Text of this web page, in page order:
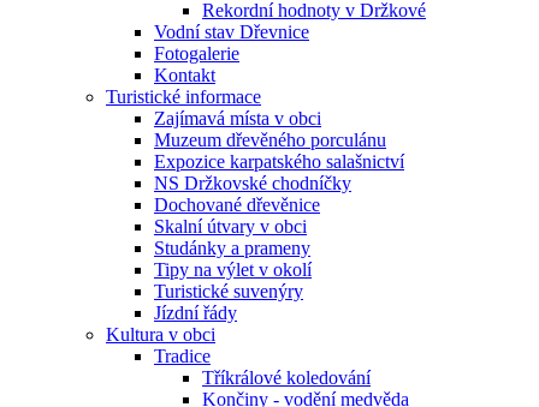
Rekordní hodnoty v Držkové
Vodní stav Dřevnice
Fotogalerie
Kontakt
Turistické informace
Zajímavá místa v obci
Muzeum dřevěného porculánu
Expozice karpatského salašnictví
NS Držkovské chodníčky
Dochované dřevěnice
Skalní útvary v obci
Studánky a prameny
Tipy na výlet v okolí
Turistické suvenýry
Jízdní řády
Kultura v obci
Tradice
Tříkrálové koledování
Končiny - vodění medvěda